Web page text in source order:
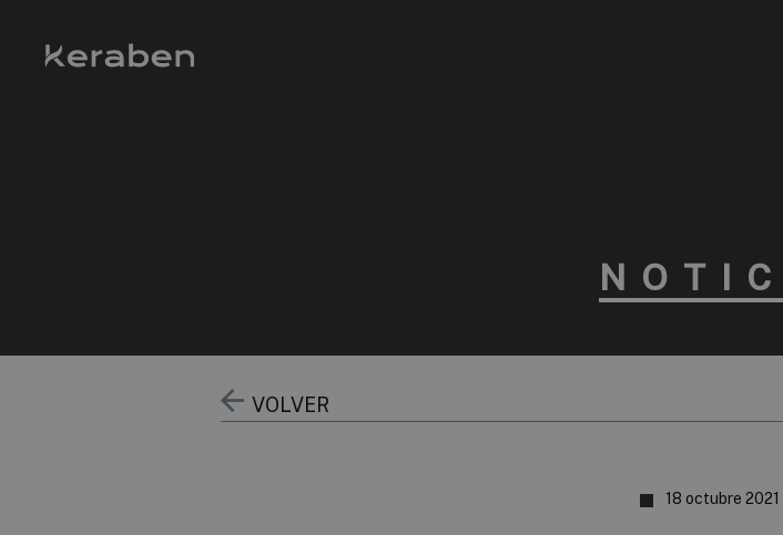
VOLVER
18 octubre 2021